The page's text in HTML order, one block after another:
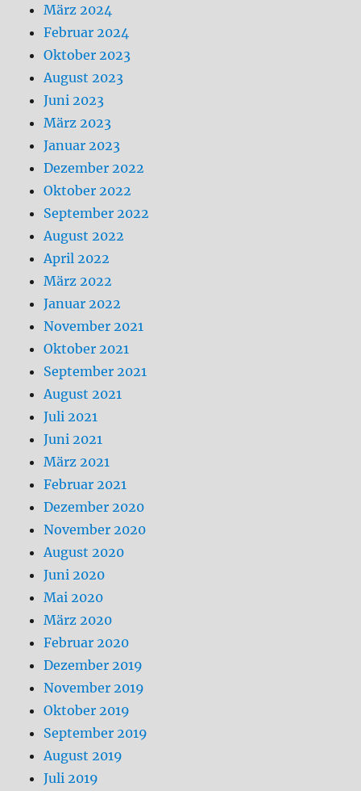
März 2024
Februar 2024
Oktober 2023
August 2023
Juni 2023
März 2023
Januar 2023
Dezember 2022
Oktober 2022
September 2022
August 2022
April 2022
März 2022
Januar 2022
November 2021
Oktober 2021
September 2021
August 2021
Juli 2021
Juni 2021
März 2021
Februar 2021
Dezember 2020
November 2020
August 2020
Juni 2020
Mai 2020
März 2020
Februar 2020
Dezember 2019
November 2019
Oktober 2019
September 2019
August 2019
Juli 2019